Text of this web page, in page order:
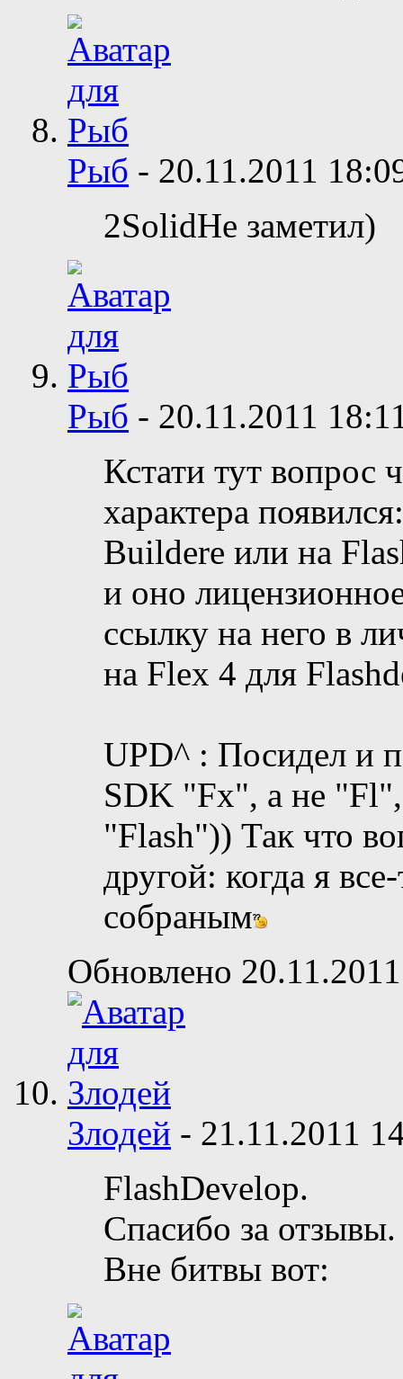
Рыб - 20.11.2011
2SolidНе заметил)
Рыб - 20.11.2011
Кстати тут вопрос
характера
Buildere или на
и оно
ссылку на него в
на Flex 4 для
UPD^ : Посидел и
SDK "Fx", а не "Fl",
"Flash")) Так что
другой: когда я
собраным
Обновлено
Злодей - 21.11.2011
FlashDevelop.
Спасибо за отзывы.
Вне битвы вот: